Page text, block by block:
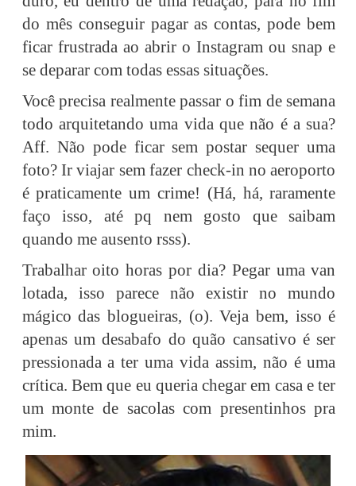
do mês conseguir pagar as contas, pode bem
ficar frustrada ao abrir o Instagram ou snap e
se deparar com todas essas situações.
Você precisa realmente passar o fim de semana
todo arquitetando uma vida que não é a sua?
Aff. Não pode ficar sem postar sequer uma
foto? Ir viajar sem fazer check-in no aeroporto
é praticamente um crime! (Há, há, raramente
faço isso, até pq nem gosto que saibam
quando me ausento rsss).
Trabalhar oito horas por dia? Pegar uma van
lotada, isso parece não existir no mundo
mágico das blogueiras, (o). Veja bem, isso é
apenas um desabafo do quão cansativo é ser
pressionada a ter uma vida assim, não é uma
crítica. Bem que eu queria chegar em casa e ter
um monte de sacolas com presentinhos pra
mim.